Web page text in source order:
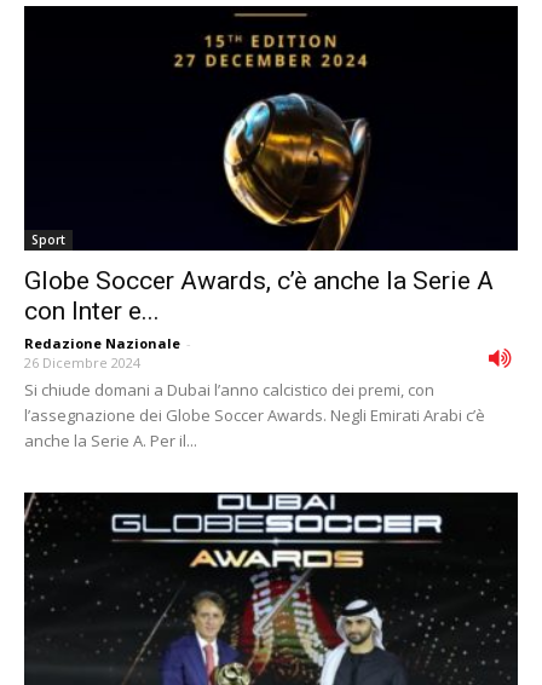
Sport
Globe Soccer Awards, c’è anche la Serie A
con Inter e...
Redazione Nazionale -
26 Dicembre 2024
Si chiude domani a Dubai l’anno calcistico dei premi, con
l’assegnazione dei Globe Soccer Awards. Negli Emirati Arabi c’è
anche la Serie A. Per il...